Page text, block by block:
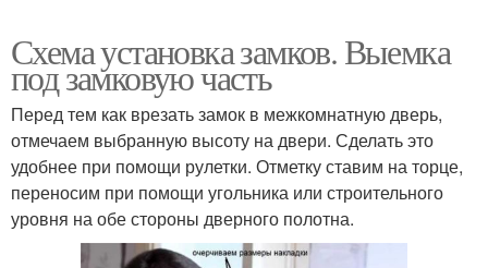
Схема установка замков. Выемка
под замковую часть
Перед тем как врезать замок в межкомнатную дверь,
отмечаем выбранную высоту на двери. Сделать это
удобнее при помощи рулетки. Отметку ставим на торце,
переносим при помощи угольника или строительного
уровня на обе стороны дверного полотна.